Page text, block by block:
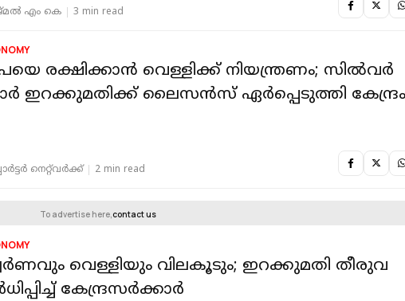
എം കെ 3 min read
രക്ഷിക്കാന്‍ വെള്ളിക്ക് നിയന്ത്രണം; സില്‍വര്‍
ഇറക്കുമതിക്ക് ലൈസന്‍സ് ഏര്‍പ്പെടുത്തി
നെറ്റ്‌വര്‍ക്ക്‌ 2 min read
To advertise here,contact us
വെള്ളിയും വിലകൂടും; ഇറക്കുമതി തീരുവ
കേന്ദ്രസർക്കാർ